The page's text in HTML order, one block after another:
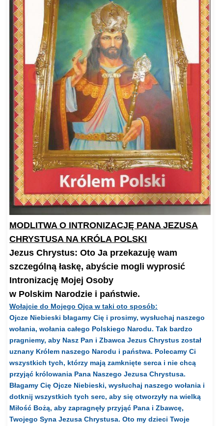
MODLITWA O INTRONIZACJĘ PANA JEZUSA
CHRYSTUSA NA KRÓLA POLSKI
Jezus Chrystus: Oto Ja przekazuję wam
szczególną łaskę, abyście mogli wyprosić
Intronizację Mojej Osoby
w Polskim Narodzie i państwie.
Wołajcie do Mojego Ojca w taki oto sposób:
Ojcze Niebieski błagamy Cię i prosimy, wysłuchaj naszego
wołania, wołania całego Polskiego Narodu. Tak bardzo
pragniemy, aby Nasz Pan i Zbawca Jezus Chrystus został
uznany Królem naszego Narodu i państwa. Polecamy Ci
wszystkich tych, którzy mają zamknięte serca i nie chcą
przyjąć królowania Pana Naszego Jezusa Chrystusa.
Błagamy Cię Ojcze Niebieski, wysłuchaj naszego wołania i
dotknij wszystkich tych serc, aby się otworzyły na wielką
Miłość Bożą, aby zapragnęły przyjąć Pana i Zbawcę,
Twojego Syna Jezusa Chrystusa. Oto my dzieci Twoje